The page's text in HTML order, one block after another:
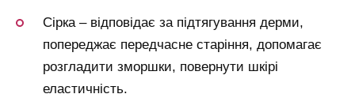
Сірка – відповідає за підтягування дерми,
попереджає передчасне старіння, допомагає
розгладити зморшки, повернути шкірі
еластичність.